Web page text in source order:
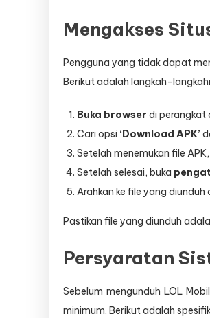
Mengakses
Pengguna yang tidak dapat
Berikut adalah langkah-
Buka browser di perangkat
Cari opsi ‘Download APK’
Setelah menemukan file
Setelah selesai, buka
Arahkan ke file yang
Pastikan file yang diunduh
Persyaratan
Sebelum mengunduh LOL
minimum. Berikut adalah